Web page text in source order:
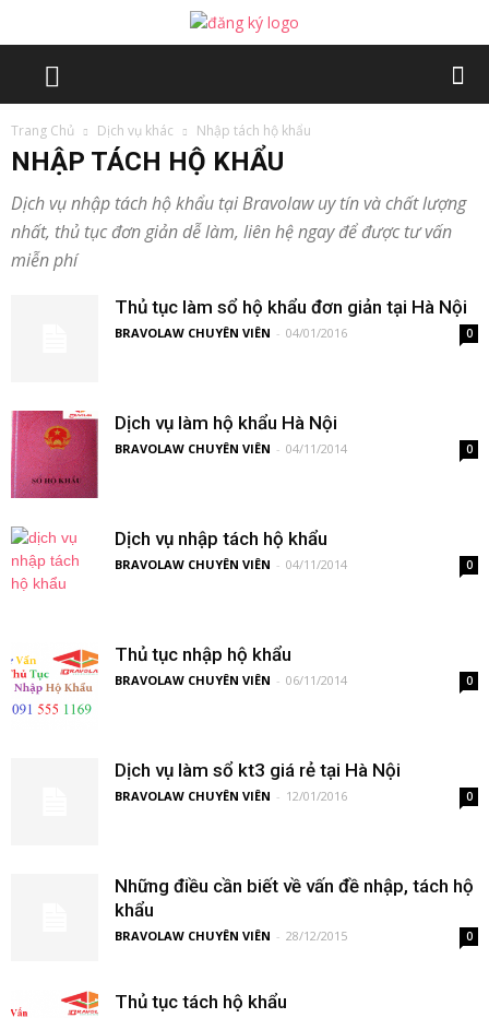
Trang Chủ Dịch vụ khác Nhập tách hộ khẩu
NHẬP TÁCH HỘ KHẨU
Dịch vụ nhập tách hộ khẩu tại Bravolaw uy tín và chất lượng
nhất, thủ tục đơn giản dễ làm, liên hệ ngay để được tư vấn
miễn phí
Thủ tục làm sổ hộ khẩu đơn giản tại Hà Nội
BRAVOLAW CHUYÊN VIÊN - 04/01/2016 0
Dịch vụ làm hộ khẩu Hà Nội
BRAVOLAW CHUYÊN VIÊN - 04/11/2014 0
Dịch vụ nhập tách hộ khẩu
BRAVOLAW CHUYÊN VIÊN - 04/11/2014 0
Thủ tục nhập hộ khẩu
BRAVOLAW CHUYÊN VIÊN - 06/11/2014 0
Dịch vụ làm sổ kt3 giá rẻ tại Hà Nội
BRAVOLAW CHUYÊN VIÊN - 12/01/2016 0
Những điều cần biết về vấn đề nhập, tách hộ
khẩu
BRAVOLAW CHUYÊN VIÊN - 28/12/2015 0
Thủ tục tách hộ khẩu